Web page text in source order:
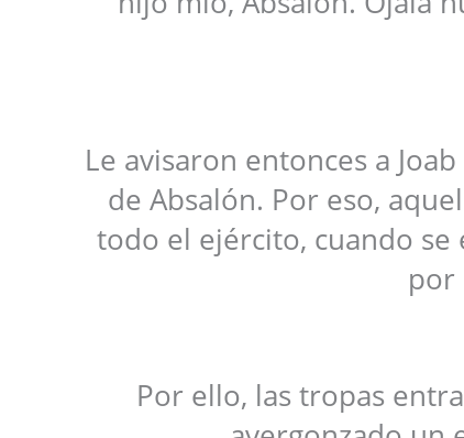
Le avisaron entonces a
de Absalón. Por eso,
todo el ejército, cuando
por
Por ello, las tropas